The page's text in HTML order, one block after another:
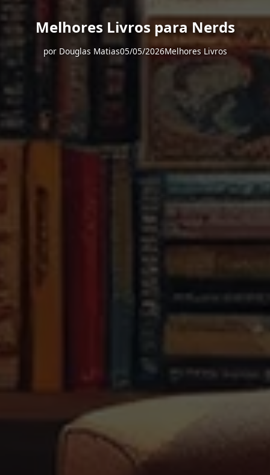
Melhores Livros para Nerds
por Douglas Matias05/05/2026Melhores Livros